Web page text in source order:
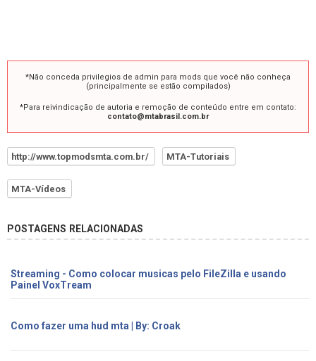
*Não conceda privilegios de admin para mods que você não conheça
(principalmente se estão compilados)
*Para reivindicação de autoria e remoção de conteúdo entre em contato:
contato@mtabrasil.com.br
http://www.topmodsmta.com.br/ MTA-Tutoriais
MTA-Vídeos
POSTAGENS RELACIONADAS
Streaming - Como colocar musicas pelo FileZilla e usando
Painel VoxTream
Como fazer uma hud mta | By: Croak